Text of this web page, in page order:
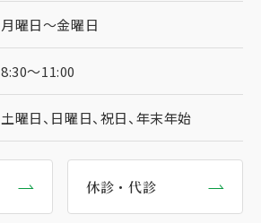
⽉曜⽇〜⾦曜⽇
8:30〜11:00
土曜日、日曜日、祝日、年末年始
休診・代診